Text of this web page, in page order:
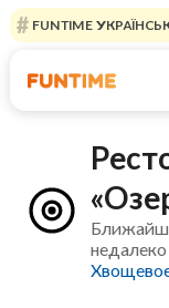
FUNTIME